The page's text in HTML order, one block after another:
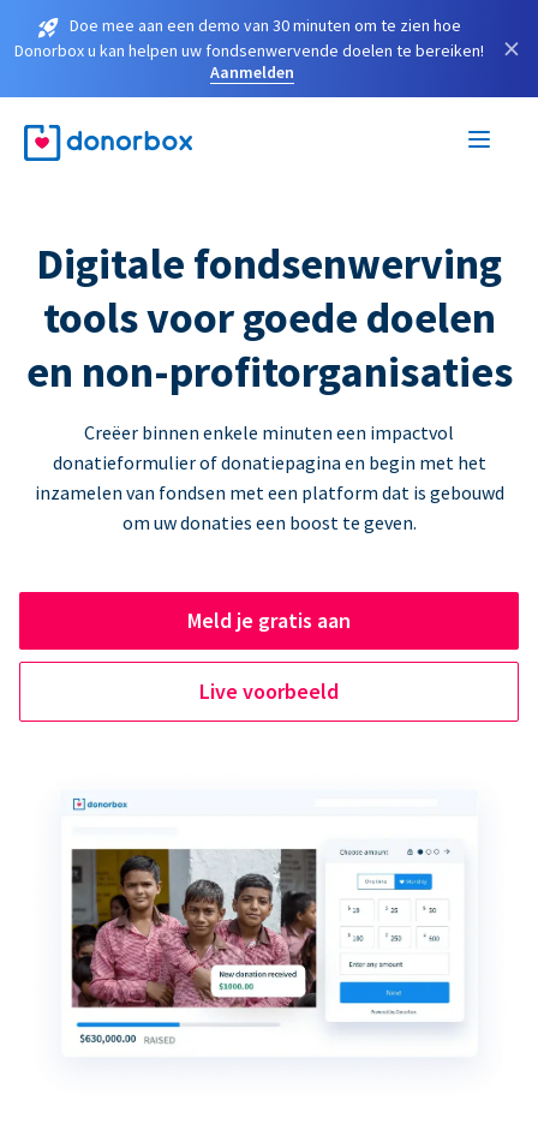
Doe mee aan een demo van 30 minuten om te zien hoe
Donorbox u kan helpen uw fondsenwervende doelen te bereiken!
Aanmelden
×
Digitale fondsenwerving
tools voor goede doelen
en non-profitorganisaties
Creëer binnen enkele minuten een impactvol
donatieformulier of donatiepagina en begin met het
inzamelen van fondsen met een platform dat is gebouwd
om uw donaties een boost te geven.
Meld je gratis aan
Live voorbeeld